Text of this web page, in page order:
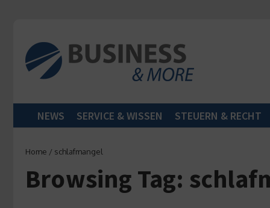
NEWS SERVICE & WISSEN STEUERN & RECHT
Home / schlafmangel
Browsing Tag: